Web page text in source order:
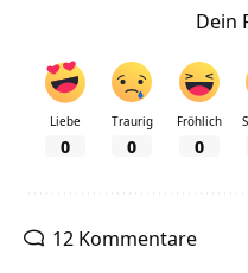
Dein
Liebe
0
Traurig
0
Fröhlich
0
12 Kommentare